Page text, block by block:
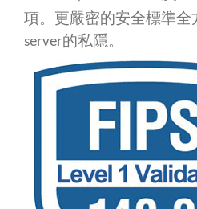
項。更嚴密的安全標準全
server的私隱。